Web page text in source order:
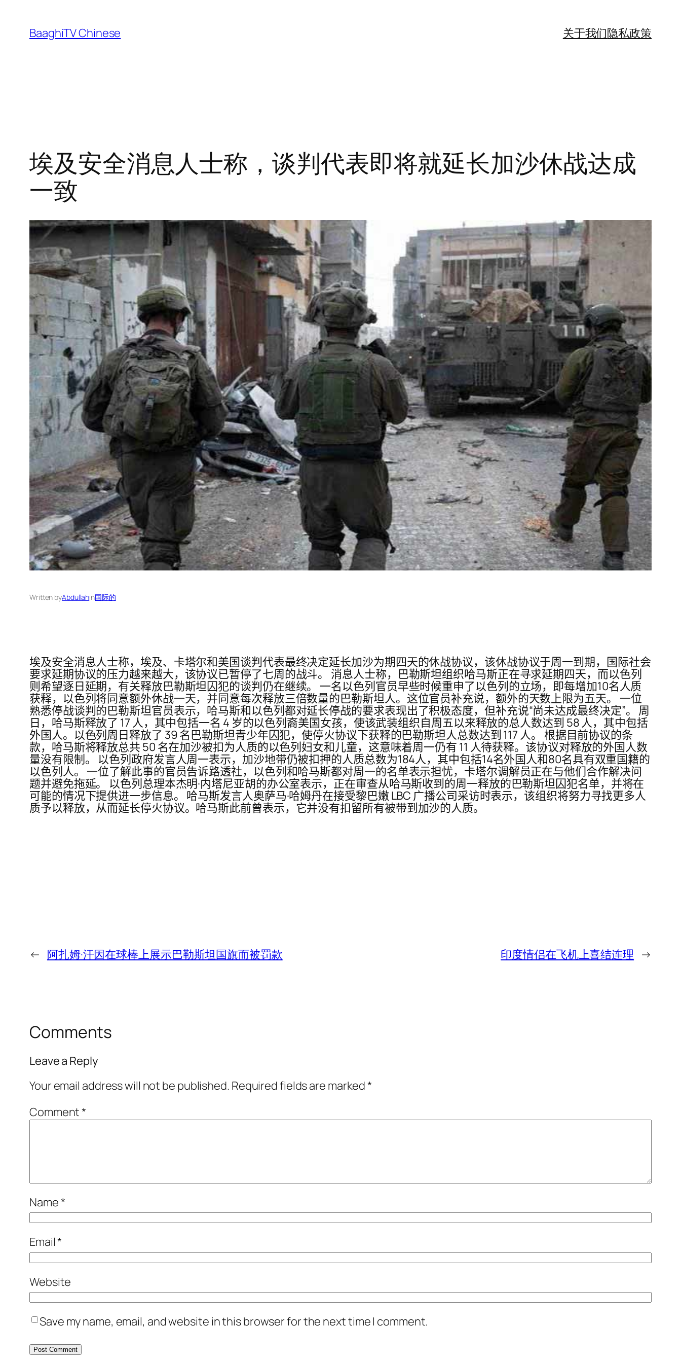
content
BaaghiTV Chinese 关于我们隐私政策
埃及安全消息人士称，谈判代表即将就延长加沙休战达成
一致
Written byAbdullahin国际的
埃及安全消息人士称，埃及、卡塔尔和美国谈判代表最终决定延长加沙为期四天的休战协议，该休战协议于周一到期，国际社会
要求延期协议的压力越来越大，该协议已暂停了七周的战斗。 消息人士称，巴勒斯坦组织哈马斯正在寻求延期四天，而以色列
则希望逐日延期，有关释放巴勒斯坦囚犯的谈判仍在继续。 一名以色列官员早些时候重申了以色列的立场，即每增加10名人质
获释，以色列将同意额外休战一天，并同意每次释放三倍数量的巴勒斯坦人。这位官员补充说，额外的天数上限为五天。 一位
熟悉停战谈判的巴勒斯坦官员表示，哈马斯和以色列都对延长停战的要求表现出了积极态度，但补充说“尚未达成最终决定”。 周
日，哈马斯释放了 17 人，其中包括一名 4 岁的以色列裔美国女孩，使该武装组织自周五以来释放的总人数达到 58 人，其中包括
外国人。以色列周日释放了 39 名巴勒斯坦青少年囚犯，使停火协议下获释的巴勒斯坦人总数达到 117 人。 根据目前协议的条
款，哈马斯将释放总共 50 名在加沙被扣为人质的以色列妇女和儿童，这意味着周一仍有 11 人待获释。该协议对释放的外国人数
量没有限制。 以色列政府发言人周一表示，加沙地带仍被扣押的人质总数为184人，其中包括14名外国人和80名具有双重国籍的
以色列人。 一位了解此事的官员告诉路透社，以色列和哈马斯都对周一的名单表示担忧，卡塔尔调解员正在与他们合作解决问
题并避免拖延。 以色列总理本杰明·内塔尼亚胡的办公室表示，正在审查从哈马斯收到的周一释放的巴勒斯坦囚犯名单，并将在
可能的情况下提供进一步信息。 哈马斯发言人奥萨马·哈姆丹在接受黎巴嫩 LBC 广播公司采访时表示，该组织将努力寻找更多人
质予以释放，从而延长停火协议。哈马斯此前曾表示，它并没有扣留所有被带到加沙的人质。
← 阿扎姆·汗因在球棒上展示巴勒斯坦国旗而被罚款 印度情侣在飞机上喜结连理 →
Comments
Leave a Reply
Your email address will not be published. Required fields are marked*
Comment*
Name*
Email*
Website
Save my name, email, and website in this browser for the next time I comment.